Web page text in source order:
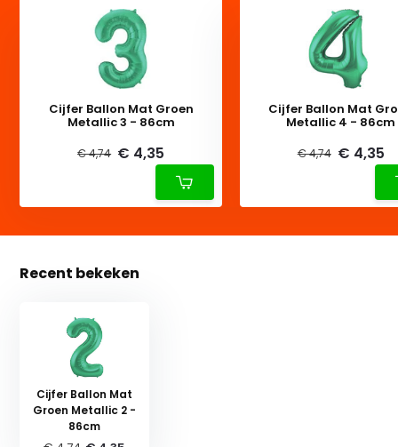
Cijfer Ballon Mat Groen
Metallic 3 - 86cm
€ 4,74 € 4,35
Cijfer Ballon Mat
Metallic 4 - 86cm
€ 4,74 € 4,35
Recent bekeken
Cijfer Ballon Mat
Groen Metallic 2 -
86cm